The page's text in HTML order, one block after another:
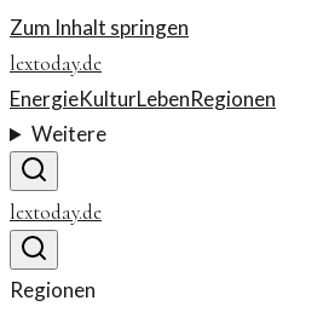
Zum Inhalt springen
lextoday.de
EnergieKulturLebenRegionen
Weitere
lextoday.de
Regionen